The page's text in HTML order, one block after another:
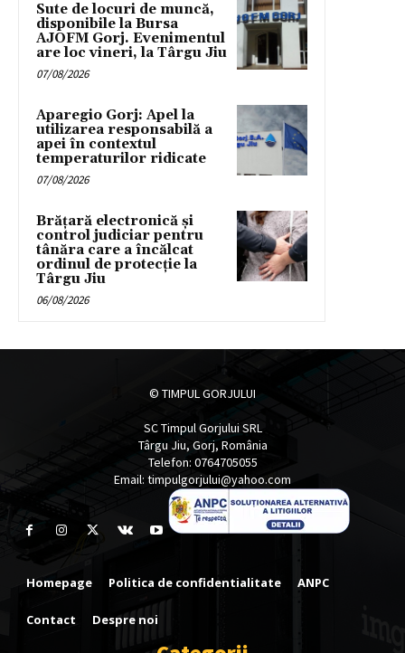
Sute de locuri de muncă,
disponibile la Bursa
AJOFM Gorj. Evenimentul
are loc vineri, la Târgu Jiu
07/08/2026
Aparegio Gorj: Apel la
utilizarea responsabilă a
apei în contextul
temperaturilor ridicate
07/08/2026
Brățară electronică și
control judiciar pentru
tânăra care a încălcat
ordinul de protecție la
Târgu Jiu
06/08/2026
© TIMPUL GORJULUI
SC Timpul Gorjului SRL
Târgu Jiu, Gorj, România
Telefon: 0764705055
Email: timpulgorjului@yahoo.com
Homepage Politica de confidentialitate ANPC
Contact Despre noi